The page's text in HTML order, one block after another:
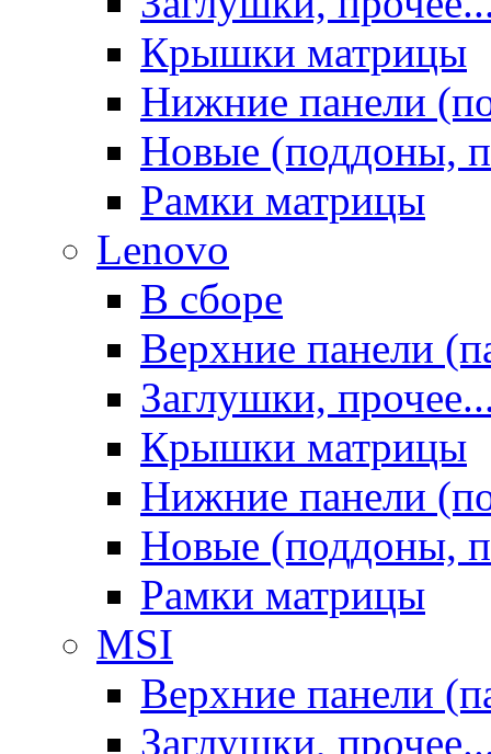
Крышки матрицы
Нижние панели
Новые (поддоны,
Рамки матрицы
Lenovo
В сборе
Верхние панели
Заглушки,
Крышки матрицы
Нижние панели
Новые (поддоны,
Рамки матрицы
MSI
Верхние панели
Заглушки,